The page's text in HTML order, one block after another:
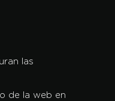
las
de la web en